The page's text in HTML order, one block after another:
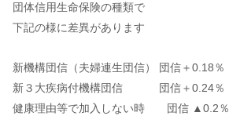
団体信用生命保険の種類で
下記の様に差異があります
新機構団信（夫婦連生団信） 団信＋0.18％
新３大疾病付機構団信 団信＋0.24％
健康理由等で加入しない時 団信 ▲0.2％